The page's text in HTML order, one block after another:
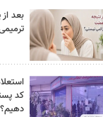
بعد
کد
دهیم؟